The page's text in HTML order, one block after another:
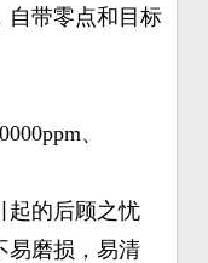
自带零点和目标
、
起的后顾之忧
易磨损，易清